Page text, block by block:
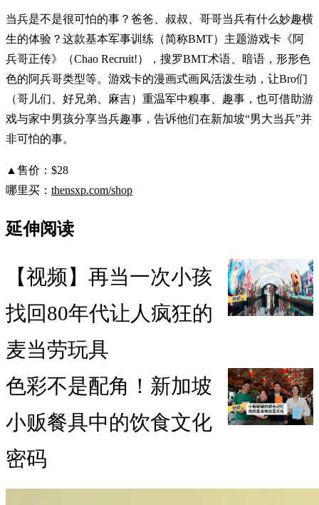
当兵是不是很可怕的事？爸爸、叔叔、哥哥当兵有什么妙趣横
生的体验？这款基本军事训练（简称BMT）主题游戏卡《阿
兵哥正传》（Chao Recruit!），搜罗BMT术语、暗语，形形色
色的阿兵哥类型等。游戏卡的漫画式画风活泼生动，让Bro们
（哥儿们、好兄弟、麻吉）重温军中糗事、趣事，也可借助游
戏与家中男孩分享当兵趣事，告诉他们在新加坡“男大当兵”并
非可怕的事。
▲售价：$28
哪里买： thensxp.com/shop
延伸阅读
【视频】再当一次小孩
找回80年代让人疯狂的
麦当劳玩具
色彩不是配角！新加坡
小贩餐具中的饮食文化
密码